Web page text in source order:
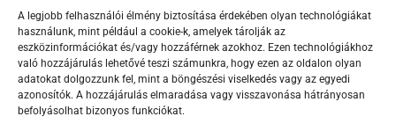
A legjobb felhasználói élmény biztosítása érdekében olyan technológiákat
használunk, mint például a cookie-k, amelyek tárolják az
eszközinformációkat és/vagy hozzáférnek azokhoz. Ezen technológiákhoz
való hozzájárulás lehetővé teszi számunkra, hogy ezen az oldalon olyan
adatokat dolgozzunk fel, mint a böngészési viselkedés vagy az egyedi
azonosítók. A hozzájárulás elmaradása vagy visszavonása hátrányosan
befolyásolhat bizonyos funkciókat.
Élőállat kereskedés
Forgalmazott termékeink
Szaktanácsadás /